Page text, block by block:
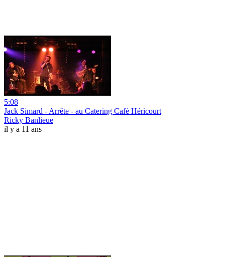
5:08
Jack Simard - Arrête - au Catering Café Héricourt
Ricky Banlieue
il y a 11 ans